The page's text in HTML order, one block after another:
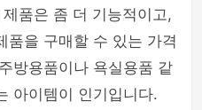
품은 좀 더 기능적이고,
품을 구매할 수 있는 가격
방용품이나 욕실용품 같
아이템이 인기입니다.